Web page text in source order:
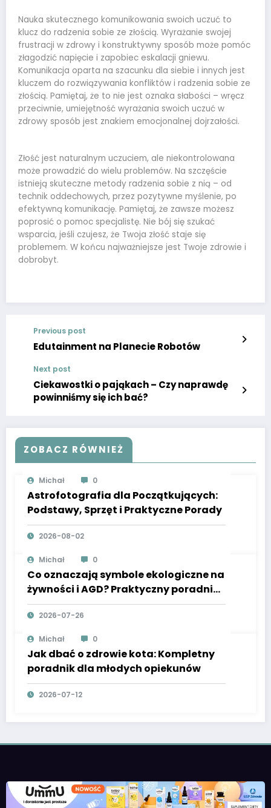
Nauka skutecznego komunikowania swoich uczuć to
klucz do radzenia sobie ze złością. Wyrażanie swojej
frustracji w zdrowy i konstruktywny sposób może pomóc
złagodzić napięcie i zapobiec eskalacji gniewu.
Komunikacja oparta na szacunku dla siebie i innych jest
kluczem do rozwiązywania konfliktów i radzenia sobie ze
złością. Pamiętaj, że to nie jest oznaka słabości – wręcz
przeciwnie, umiejętność wyrażania swoich uczuć w
zdrowy sposób jest znakiem emocjonalnej dojrzałości.
Złość jest naturalnym uczuciem, ale niekontrolowana
może prowadzić do wielu problemów. Na szczęście
istnieją skuteczne metody radzenia sobie z nią – od
technik oddechowych, przez pozytywne myślenie, po
efektywną komunikację. Pamiętaj, że zawsze możesz
poprosić o pomoc specjalistę. Nie bój się szukać
wsparcia, jeśli czujesz, że Twoja złość staje się
problemem. W końcu najważniejsze jest Twoje zdrowie i
dobrobyt.
Previous post
Edutainment na Planecie Robotów
Next post
Ciekawostki o pająkach – Czy naprawdę
powinniśmy się ich bać?
ZOBACZ RÓWNIEŻ
Michał 0
Astrofotografia dla Początkujących:
Podstawy, Sprzęt i Praktyczne Porady
2026-08-02
Michał 0
Co oznaczają symbole ekologiczne na
żywności i AGD? Praktyczny poradnik
dla rodziców
2026-07-26
Michał 0
Jak dbać o zdrowie kota: Kompletny
poradnik dla młodych opiekunów
2026-07-12